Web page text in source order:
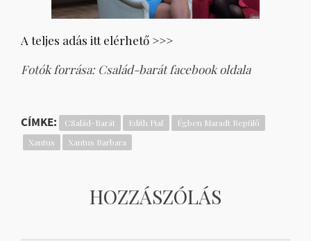
A teljes adás itt elérhető >>>
Fotók forrása: Család-barát facebook oldala
CÍMKE: CSalád-Barát Edith Piaf
Égben Maradt Repülő
Xantus
Xantus Barbara
HOZZÁSZÓLÁS